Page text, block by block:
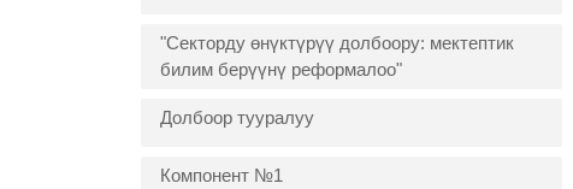
"Секторду өнүктүрүү долбоору: мектептик
билим берүүнү реформалоо"
Долбоор тууралуу
Компонент №1